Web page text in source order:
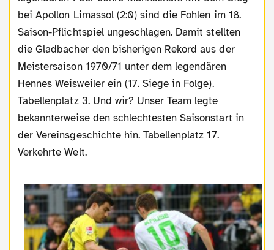
bei Apollon Limassol (2:0) sind die Fohlen im 18.
Saison-Pflichtspiel ungeschlagen. Damit stellten
die Gladbacher den bisherigen Rekord aus der
Meistersaison 1970/71 unter dem legendären
Hennes Weisweiler ein (17. Siege in Folge).
Tabellenplatz 3. Und wir? Unser Team legte
bekannterweise den schlechtesten Saisonstart in
der Vereinsgeschichte hin. Tabellenplatz 17.
Verkehrte Welt.